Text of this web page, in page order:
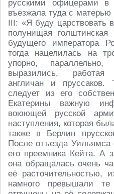
русскими офицерами в
въезжала туда с матерью
III: «Я буду царствовать
полунищая
будущего императора
тогда нацелилась на
упорно,
выразились, работая
англичан и пруссаков.
следует из его
Екатерины важную
воюющей русской
наступления, которая
также в Берлин
После отъезда Уильямса
его преемника Кейта. А
она обращалась очень
её расточительностью,
намного превышали